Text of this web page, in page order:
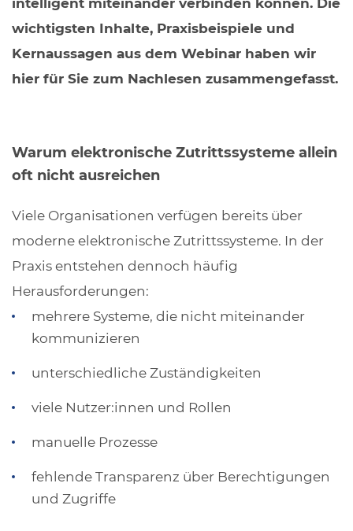
wichtigsten Inhalte, Praxisbeispiele und
Kernaussagen aus dem Webinar haben wir
hier für Sie zum Nachlesen zusammengefasst.
Warum elektronische Zutrittssysteme allein
oft nicht ausreichen
Viele Organisationen verfügen bereits über
moderne elektronische Zutrittssysteme. In der
Praxis entstehen dennoch häufig
Herausforderungen:
mehrere Systeme, die nicht miteinander
kommunizieren
unterschiedliche Zuständigkeiten
viele Nutzer:innen und Rollen
manuelle Prozesse
fehlende Transparenz über Berechtigungen
und Zugriffe